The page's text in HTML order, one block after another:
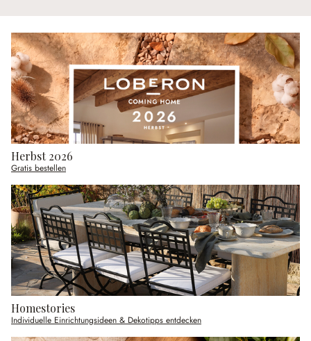
Herbst 2026
Gratis bestellen
Homestories
Individuelle Einrichtungsideen & Dekotipps entdecken